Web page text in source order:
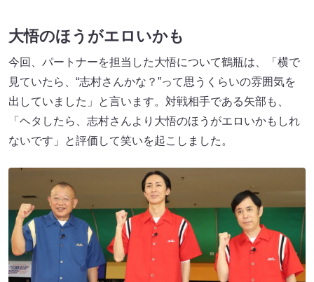
大悟のほうがエロいかも
今回、パートナーを担当した大悟について鶴瓶は、「横で
見ていたら、“志村さんかな？”って思うくらいの雰囲気を
出していました」と言います。対戦相手である矢部も、
「ヘタしたら、志村さんより大悟のほうがエロいかもしれ
ないです」と評価して笑いを起こしました。